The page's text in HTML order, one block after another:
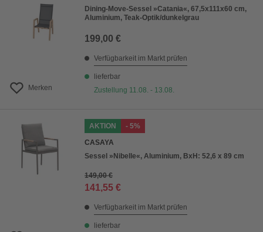
Preis aufsteigend
Preis absteigend
Merken
Dining-Move-Sessel »Catania«, 67,5x111x60 cm,
Aluminium, Teak-Optik/dunkelgrau
199,00 €
Verfügbarkeit im Markt prüfen
lieferbar
Zustellung 11.08. - 13.08.
AKTION
- 5%
CASAYA
Sessel »Nibelle«, Aluminium, BxH: 52,6 x 89 cm
149,00 €
141,55 €
Verfügbarkeit im Markt prüfen
lieferbar